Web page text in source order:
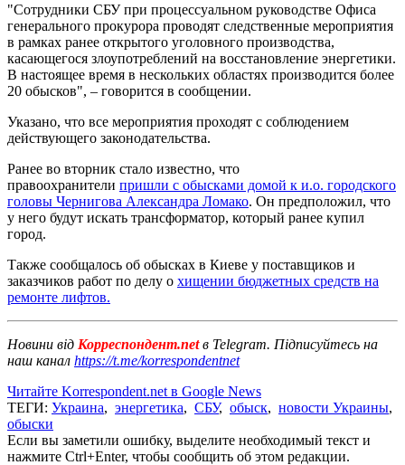
"Сотрудники СБУ при процессуальном руководстве Офиса
генерального прокурора проводят следственные мероприятия
в рамках ранее открытого уголовного производства,
касающегося злоупотреблений на восстановление энергетики.
В настоящее время в нескольких областях производится более
20 обысков", – говорится в сообщении.
Указано, что все мероприятия проходят с соблюдением
действующего законодательства.
Ранее во вторник стало известно, что
правоохранители пришли с обысками домой к и.о. городского
головы Чернигова Александра Ломако. Он предположил, что
у него будут искать трансформатор, который ранее купил
город.
Также сообщалось об обысках в Киеве у поставщиков и
заказчиков работ по делу о хищении бюджетных средств на
ремонте лифтов.
Новини від Корреспондент.netв Telegram. Підписуйтесь на
наш канал https://t.me/korrespondentnet
Читайте Korrespondent.net в Google News
ТЕГИ: Украина, энергетика, СБУ, обыск, новости Украины,
обыски
Если вы заметили ошибку, выделите необходимый текст и
нажмите Ctrl+Enter, чтобы сообщить об этом редакции.